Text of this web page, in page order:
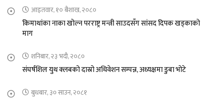
आइतवार, १० बैशाख, २०८०
किमाथांका नाका खोल्न परराष्ट्र मन्त्री साउदसँग सांसद दिपक खड्काको
माग
शनिबार, २३ भदौ, २०८०
संघर्षशिल युथ क्लबको दास्रो अधिवेशन सम्पन्न, अध्यक्षमा डुबा भोटे
बुधबार, ३० साउन, २०८१